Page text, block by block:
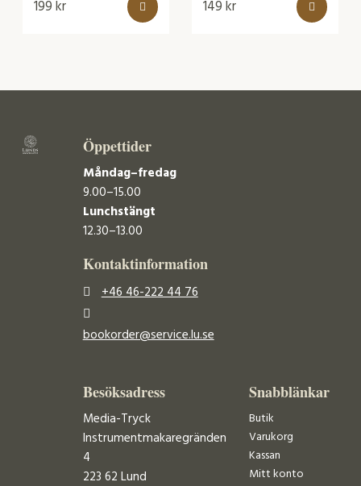
199kr 149kr
Öppettider
Måndag–fredag
9.00–15.00
Lunchstängt
12.30–13.00
Kontaktinformation
+46 46-222 44 76
bookorder@service.lu.se
Besöksadress
Media-Tryck
Instrumentmakaregränden
4
223 62 Lund
Snabblänkar
Butik
Varukorg
Kassan
Mitt konto